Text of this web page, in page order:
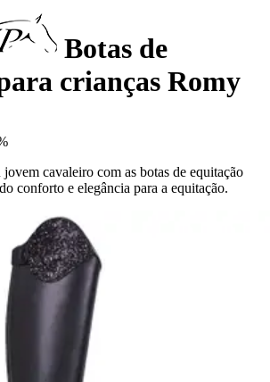
Botas de
crianças Romy
cavaleiro com as botas de equitação
conforto e elegância para a equitação.